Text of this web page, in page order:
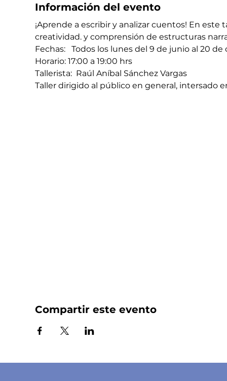
Información del evento
¡Aprende a escribir y analizar cuentos! En
creatividad. y comprensión de estructuras
Fechas:   Todos los lunes del 9 de junio al 20
Horario: 17:00 a 19:00 hrs
Tallerista:  Raúl Aníbal Sánchez Vargas
Taller dirigido al público en general, intersado
Compartir este evento